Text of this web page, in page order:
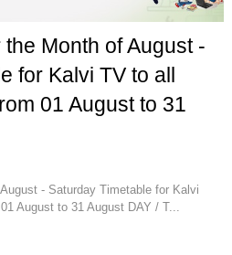
Month of August -
for Kalvi TV to all
01 August to 31
- Saturday Timetable for Kalvi
August to 31 August DAY / T...